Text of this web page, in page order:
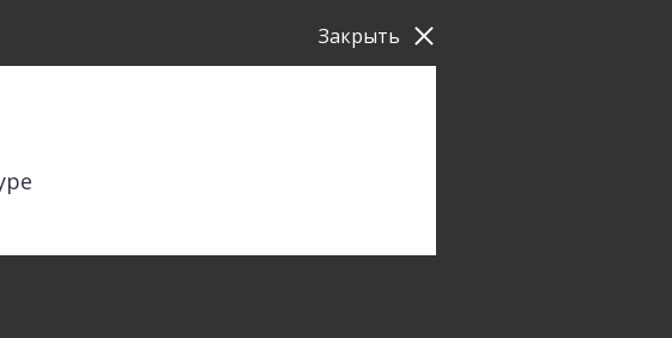
Закрыть